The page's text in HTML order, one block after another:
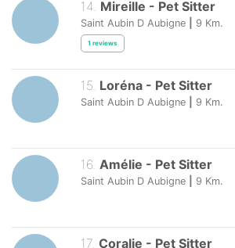
14 Mireille - Pet Sitter
Saint Aubin D Aubigne 9 Km.
1 reviews
15 Loréna - Pet Sitter
Saint Aubin D Aubigne 9 Km.
16 Amélie - Pet Sitter
Saint Aubin D Aubigne 9 Km.
17. Coralie - Pet Sitter